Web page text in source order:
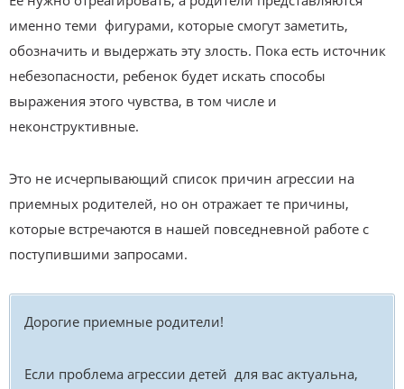
именно теми фигурами, которые смогут заметить,
обозначить и выдержать эту злость. Пока есть источник
небезопасности, ребенок будет искать способы
выражения этого чувства, в том числе и
неконструктивные.
Это не исчерпывающий список причин агрессии на
приемных родителей, но он отражает те причины,
которые встречаются в нашей повседневной работе с
поступившими запросами.
Дорогие приемные родители!
Если проблема агрессии детей для вас актуальна,